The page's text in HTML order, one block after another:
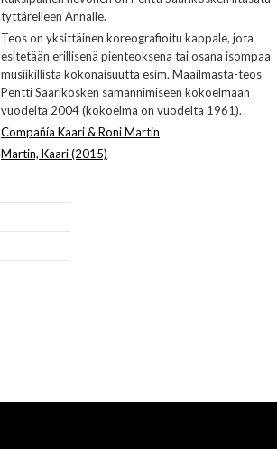
tyttärelleen Annalle.
Teos on yksittäinen koreografioitu kappale, jota
esitetään erillisenä pienteoksena tai osana isompaa
musiikillista kokonaisuutta esim. Maailmasta-teos
Pentti Saarikosken samannimiseen kokoelmaan
vuodelta 2004 (kokoelma on vuodelta 1961).
Compañía Kaari & Roni Martin
Martin, Kaari (2015)